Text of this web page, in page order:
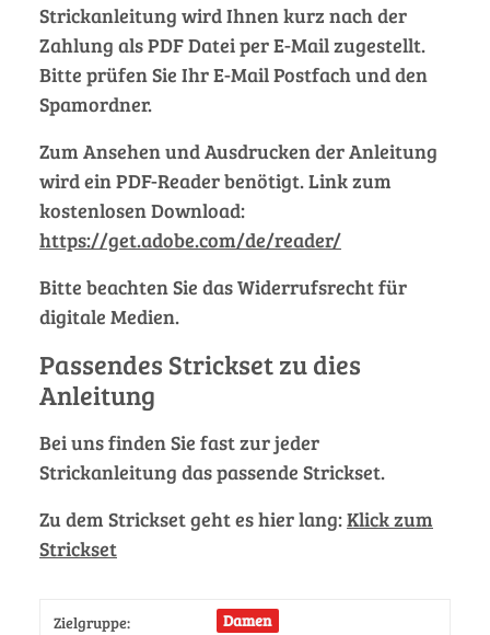
Strickanleitung wird Ihnen kurz nach der
Zahlung als PDF Datei per E-Mail zugestellt.
Bitte prüfen Sie Ihr E-Mail Postfach und den
Spamordner.
Zum Ansehen und Ausdrucken der Anleitung
wird ein PDF-Reader benötigt. Link zum
kostenlosen Download:
https://get.adobe.com/de/reader/
Bitte beachten Sie das Widerrufsrecht für
digitale Medien.
Passendes Strickset zu dies
Anleitung
Bei uns finden Sie fast zur jeder
Strickanleitung das passende Strickset.
Zu dem Strickset geht es hier lang:Klick zum
Strickset
Zielgruppe: Damen